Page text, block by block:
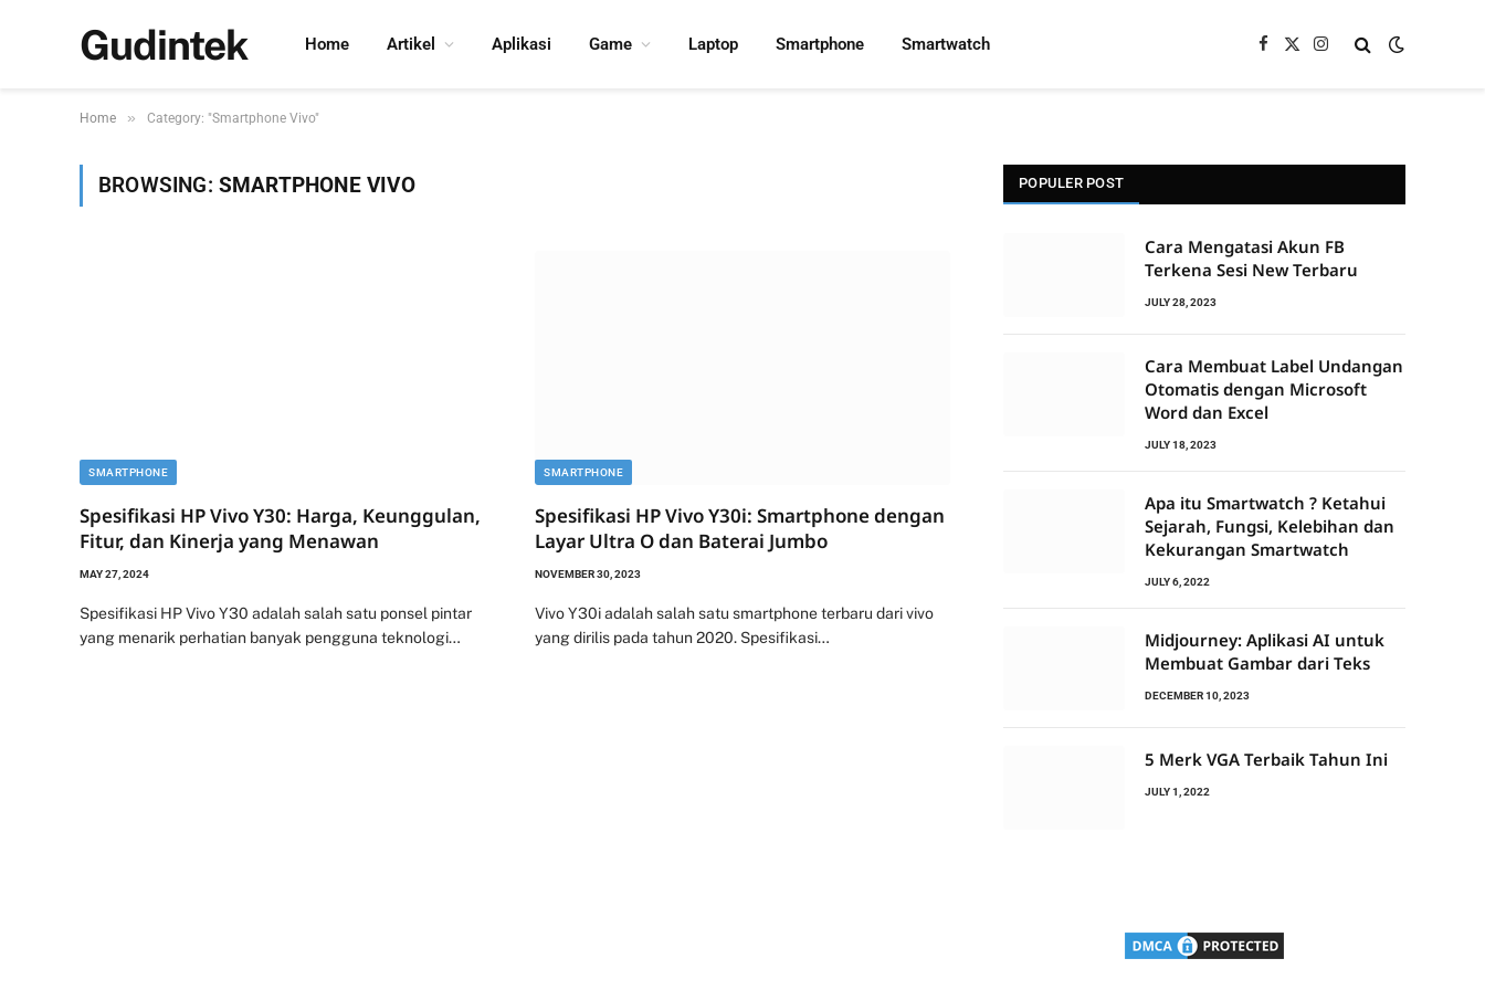
Gudintek Home Artikel Aplikasi Game Laptop Smartphone Smartwatch Facebook
X
Instagram
Home » Category: "Smartphone Vivo"
BROWSING: SMARTPHONE VIVO
SMARTPHONE
Spesifikasi HP Vivo Y30: Harga, Keunggulan,
Fitur, dan Kinerja yang Menawan
MAY 27, 2024
Spesifikasi HP Vivo Y30 adalah salah satu ponsel pintar
yang menarik perhatian banyak pengguna teknologi…
SMARTPHONE
Spesifikasi HP Vivo Y30i: Smartphone dengan
Layar Ultra O dan Baterai Jumbo
NOVEMBER 30, 2023
Vivo Y30i adalah salah satu smartphone terbaru dari vivo
yang dirilis pada tahun 2020. Spesifikasi…
POPULER POST
Cara Mengatasi Akun FB
Terkena Sesi New Terbaru
JULY 28, 2023
Cara Membuat Label Undangan
Otomatis dengan Microsoft
Word dan Excel
JULY 18, 2023
Apa itu Smartwatch ? Ketahui
Sejarah, Fungsi, Kelebihan dan
Kekurangan Smartwatch
JULY 6, 2022
Midjourney: Aplikasi AI untuk
Membuat Gambar dari Teks
DECEMBER 10, 2023
5 Merk VGA Terbaik Tahun Ini
JULY 1, 2022